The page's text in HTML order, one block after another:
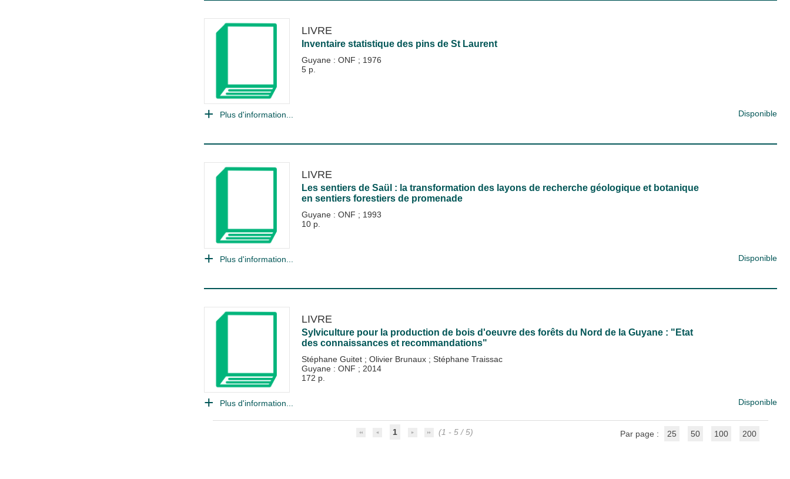
LIVRE
Inventaire statistique des pins de St Laurent
Guyane : ONF ; 1976
5 p.
Plus d'information... Disponible
LIVRE
Les sentiers de Saül : la transformation des layons de recherche géologique et botanique
en sentiers forestiers de promenade
Guyane : ONF ; 1993
10 p.
Plus d'information... Disponible
LIVRE
Sylviculture pour la production de bois d'oeuvre des forêts du Nord de la Guyane : "Etat
des connaissances et recommandations"
Stéphane Guitet ; Olivier Brunaux ; Stéphane Traissac
Guyane : ONF ; 2014
172 p.
Plus d'information... Disponible
1 (1 - 5 / 5) Par page : 25 50 100 200